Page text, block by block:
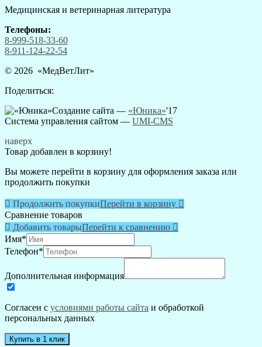
Медицинская и ветеринарная литература
Телефоны:
8-999-518-33-60
8-911-124-22-54
© 2026 «МедВетЛит»
Поделиться:
Создание сайта — «Юника»'17
Система управления сайтом — UMI-CMS
наверх
Товар добавлен в корзину!
Вы можете перейти в корзину для оформления заказа или
продолжить покупки
 Продолжить покупкиПерейти в корзину 
Сравнение товаров
 Добавить товарыПерейти к сравнению 
Имя*
Телефон*
Дополнительная информация
Согласен с условиями работы сайта и обработкой
персональных данных